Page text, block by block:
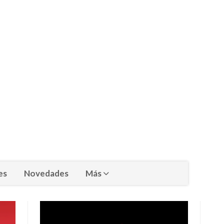
Novedades Más